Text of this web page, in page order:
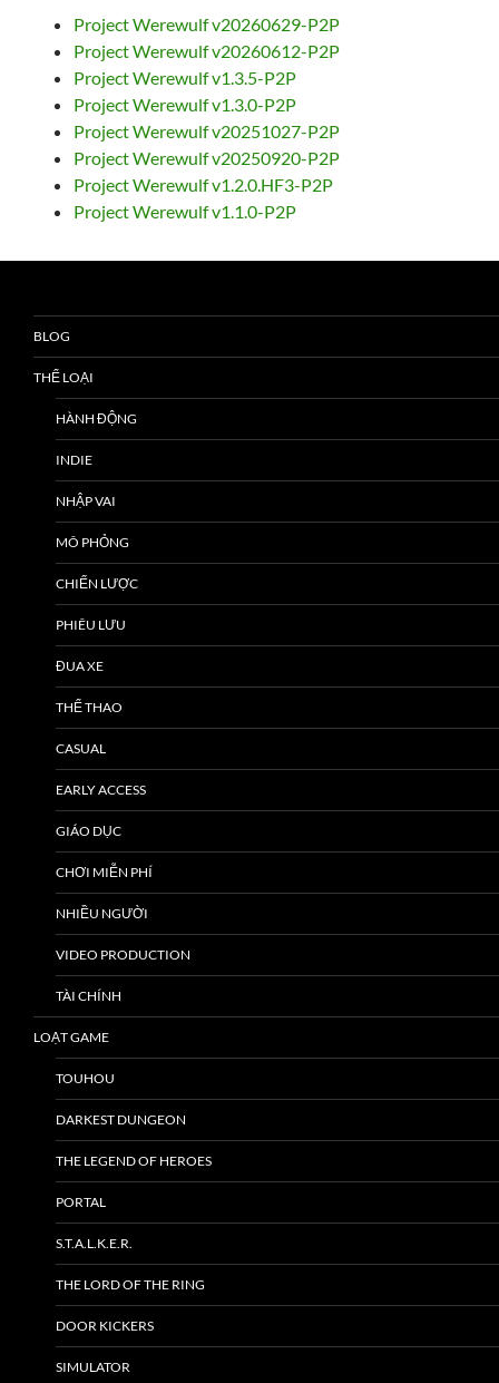
Project Werewulf v20260629-P2P
Project Werewulf v20260612-P2P
Project Werewulf v1.3.5-P2P
Project Werewulf v1.3.0-P2P
Project Werewulf v20251027-P2P
Project Werewulf v20250920-P2P
Project Werewulf v1.2.0.HF3-P2P
Project Werewulf v1.1.0-P2P
BLOG
THỂ LOẠI
HÀNH ĐỘNG
INDIE
NHẬP VAI
MÔ PHỎNG
CHIẾN LƯỢC
PHIÊU LƯU
ĐUA XE
THỂ THAO
CASUAL
EARLY ACCESS
GIÁO DỤC
CHƠI MIỄN PHÍ
NHIỀU NGƯỜI
VIDEO PRODUCTION
TÀI CHÍNH
LOẠT GAME
TOUHOU
DARKEST DUNGEON
THE LEGEND OF HEROES
PORTAL
S.T.A.L.K.E.R.
THE LORD OF THE RING
DOOR KICKERS
SIMULATOR